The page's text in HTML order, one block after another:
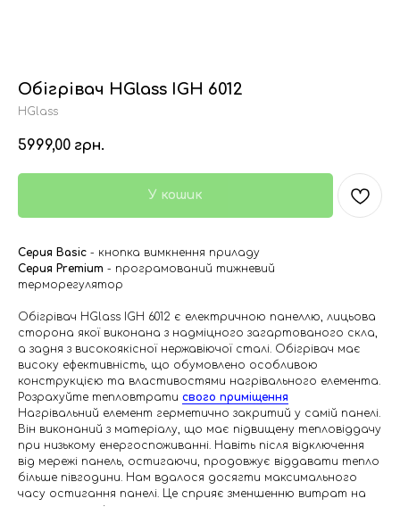
Обігрівач HGlass IGH 6012
HGlass
5999,00 грн.
У кошик
Серия Basic - кнопка вимкнення приладу
Серия Premium - програмований тижневий
терморегулятор
Обігрівач HGlass IGH 6012 є електричною панеллю, лицьова
сторона якої виконана з надміцного загартованого скла,
а задня з високоякісної нержавіючої сталі. Обігрівач має
високу ефективність, що обумовлено особливою
конструкцією та властивостями нагрівального елемента.
Розрахуйте тепловтрати свого приміщення
Нагрівальний елемент герметично закритий у самій панелі.
Він виконаний з матеріалу, що має підвищену тепловіддачу
при низькому енергоспоживанні. Навіть після відключення
від мережі панель, остигаючи, продовжує віддавати тепло
більше півгодини. Нам вдалося досягти максимального
часу остигання панелі. Це сприяє зменшенню витрат на